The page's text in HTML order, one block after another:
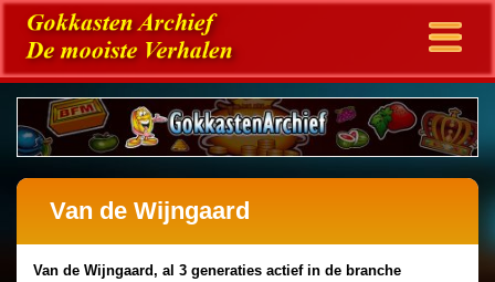
Van de Wijngaard
Van de Wijngaard, al 3 generaties actief in de branche